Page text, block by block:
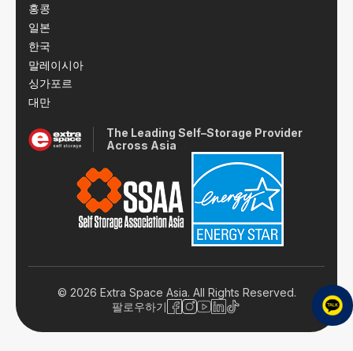
홍콩
일본
한국
말레이시아
싱가포르
대만
The Leading Self–Storage Provider
Across Asia
© 2026 Extra Space Asia. All Rights Reserved.
팔로우하기